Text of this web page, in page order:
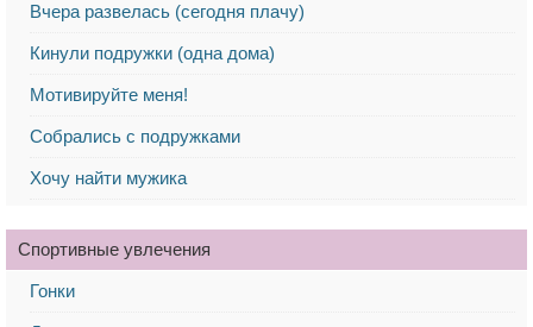
Вчера развелась (сегодня плачу)
Кинули подружки (одна дома)
Мотивируйте меня!
Собрались с подружками
Хочу найти мужика
Спортивные увлечения
Гонки